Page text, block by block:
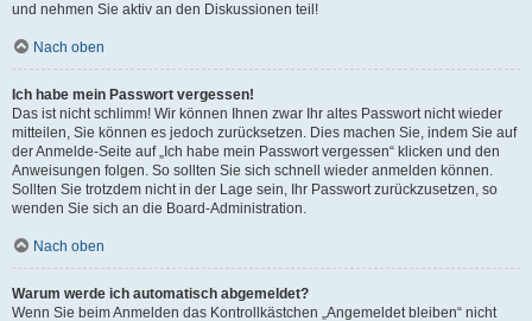
und nehmen Sie aktiv an den Diskussionen teil!
Nach oben
Ich habe mein Passwort vergessen!
Das ist nicht schlimm! Wir können Ihnen zwar Ihr altes Passwort nicht wieder
mitteilen, Sie können es jedoch zurücksetzen. Dies machen Sie, indem Sie auf
der Anmelde-Seite auf „Ich habe mein Passwort vergessen“ klicken und den
Anweisungen folgen. So sollten Sie sich schnell wieder anmelden können.
Sollten Sie trotzdem nicht in der Lage sein, Ihr Passwort zurückzusetzen, so
wenden Sie sich an die Board-Administration.
Nach oben
Warum werde ich automatisch abgemeldet?
Wenn Sie beim Anmelden das Kontrollkästchen „Angemeldet bleiben“ nicht